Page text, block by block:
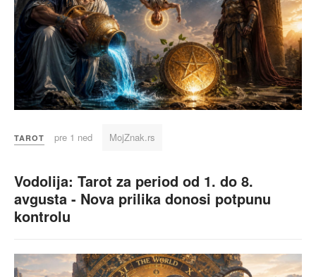
TAROT pre 1 ned MojZnak.rs
Vodolija: Tarot za period od 1. do 8.
avgusta - Nova prilika donosi potpunu
kontrolu